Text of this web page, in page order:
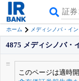
ホーム メディシノバ・イン
4875 メディシノバ・
このページは適時